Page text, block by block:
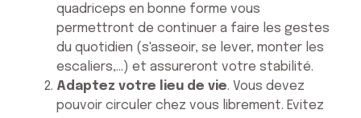
quadriceps en bonne forme vous
permettront de continuer a faire les gestes
du quotidien (s'asseoir, se lever, monter les
escaliers,...) et assureront votre stabilité.
Adaptez votre lieu de vie. Vous devez
pouvoir circuler chez vous librement. Evitez